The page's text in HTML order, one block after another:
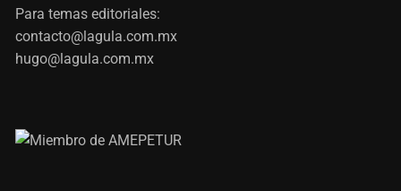
Para temas editoriales:
contacto@lagula.com.mx
hugo@lagula.com.mx